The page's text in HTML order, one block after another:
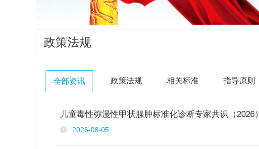
政策法规
全部资讯 政策法规 相关标准 指导原则
儿童毒性弥漫性甲状腺肿标准化诊断专家共识（2026）
2026-08-05